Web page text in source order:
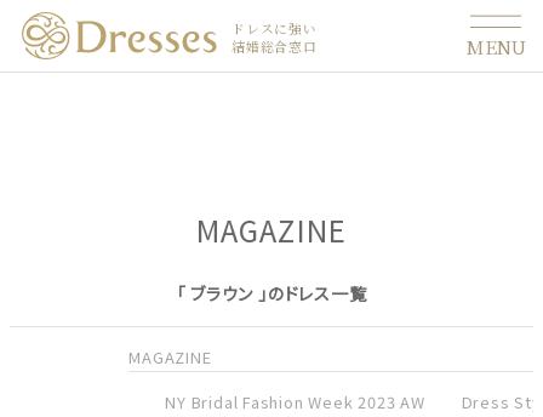
ドレスに強い
結婚総合窓口
MENU
MAGAZINE
「 ブラウン 」のドレス一覧
MAGAZINE
NY Bridal Fashion Week 2023 AW
Dress